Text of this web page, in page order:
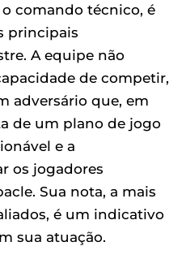
comando técnico, é
principais
A equipe não
de competir,
adversário que, em
de um plano de jogo
e a
os jogadores
Sua nota, a mais
é um indicativo
sua atuação.